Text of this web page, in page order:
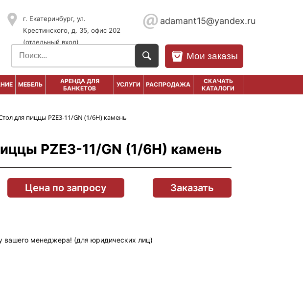
г. Екатеринбург, ул.
Крестинского, д. 35, офис 202
(отдельный вход)
adamant15@yandex.ru
Мои заказы
МЕБЕЛЬ
АРЕНДА ДЛЯ
БАНКЕТОВ
УСЛУГИ РАСПРОДАЖА
СКАЧАТЬ
КАТАЛОГИ
для пиццы PZE3-11/GN (1/6H) камень
PZE3-11/GN (1/6H) камень
Цена по запросу Заказать
вашего менеджера! (для юридических лиц)